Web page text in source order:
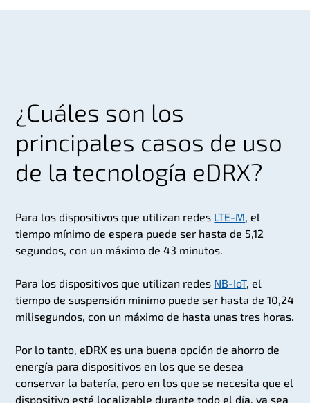
¿Cuáles son los
principales casos de uso
de la tecnología eDRX?
Para los dispositivos que utilizan redes LTE-M, el
tiempo mínimo de espera puede ser hasta de 5,12
segundos, con un máximo de 43 minutos.
Para los dispositivos que utilizan redes NB-IoT, el
tiempo de suspensión mínimo puede ser hasta de 10,24
milisegundos, con un máximo de hasta unas tres horas.
Por lo tanto, eDRX es una buena opción de ahorro de
energía para dispositivos en los que se desea
conservar la batería, pero en los que se necesita que el
dispositivo esté localizable durante todo el día, ya sea